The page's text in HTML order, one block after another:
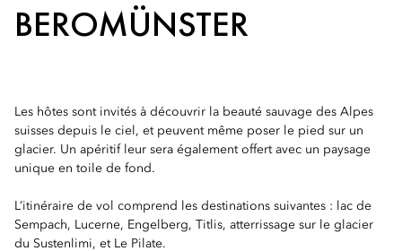
BEROMÜNSTER
Les hôtes sont invités à découvrir la beauté sauvage des Alpes
suisses depuis le ciel, et peuvent même poser le pied sur un
glacier. Un apéritif leur sera également offert avec un paysage
unique en toile de fond.
L’itinéraire de vol comprend les destinations suivantes : lac de
Sempach, Lucerne, Engelberg, Titlis, atterrissage sur le glacier
du Sustenlimi, et Le Pilate.